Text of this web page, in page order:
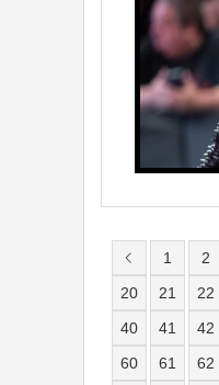
1 2
20
21 22
40
41 42
60
61 62